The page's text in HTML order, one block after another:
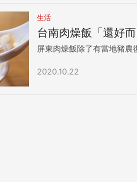
生活
台南肉燥飯「還好
屏東肉燥飯除了有當地豬農
2020.10.22